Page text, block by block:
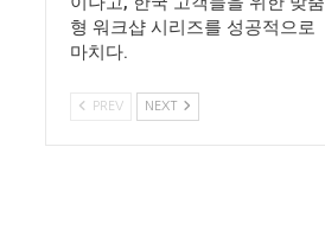
형 워크샵 시리즈를 성공적으로
마치다.
PREV NEXT